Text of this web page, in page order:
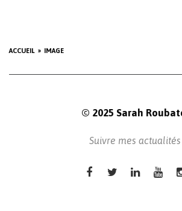
ACCUEIL IMAGE
© 2025 Sarah
Suivre mes actualités